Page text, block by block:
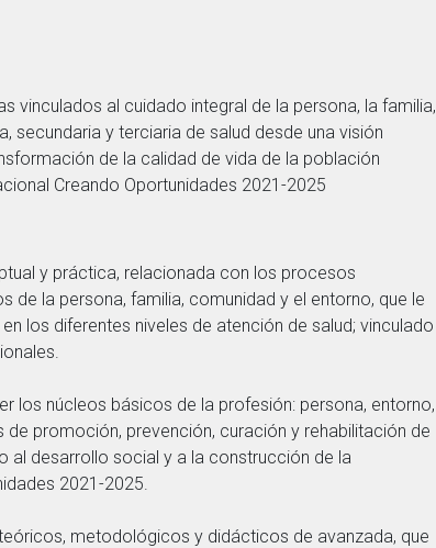
vinculados al cuidado integral de la persona, la familia,
secundaria y terciaria de salud desde una visión
de la calidad de vida de la población
Creando Oportunidades 2021-2025
y práctica, relacionada con los procesos
la persona, familia, comunidad y el entorno, que le
los diferentes niveles de atención de salud; vinculado
los núcleos básicos de la profesión: persona, entorno,
promoción, prevención, curación y rehabilitación de
al desarrollo social y a la construcción de la
2021-2025.
metodológicos y didácticos de avanzada, que